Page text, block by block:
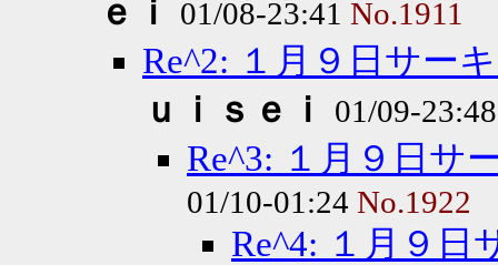
ｅｉ
01/08-23:41 No.1911
Re^2: １月９日サー
ｕｉｓｅｉ
01/09-
Re^3: １月９日サ
01/10-01:24 No.1922
Re^4: １月９日